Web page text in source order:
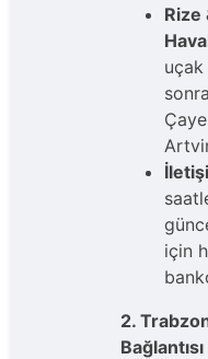
Rize
için
2.
Bağlantısı